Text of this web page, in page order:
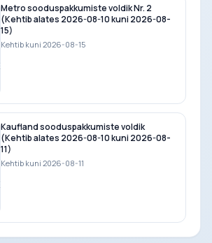
Metro sooduspakkumiste voldik Nr. 2
(Kehtib alates 2026-08-10 kuni 2026-08-
15)
Kehtib kuni 2026-08-15
Kaufland sooduspakkumiste voldik
(Kehtib alates 2026-08-10 kuni 2026-08-
11)
Kehtib kuni 2026-08-11